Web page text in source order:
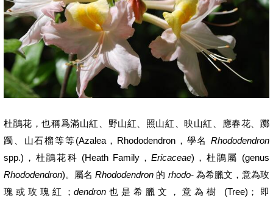
杜鵑花，也稱爲滿山紅、野山紅、照山紅、映山紅、應春花、躑
躅、山石榴等等(Azalea， Rhododendron ，學名
Rhododendron
spp.) ，杜鵑花科 (Heath Family，Ericaceae) ，杜鵑屬
(genus
Rhododendron)。屬名 Rhododendron 的 rhodo- 為希臘文，意為玫
瑰或玫瑰紅； dendron 也是希臘文，意為樹 (Tree) ；即